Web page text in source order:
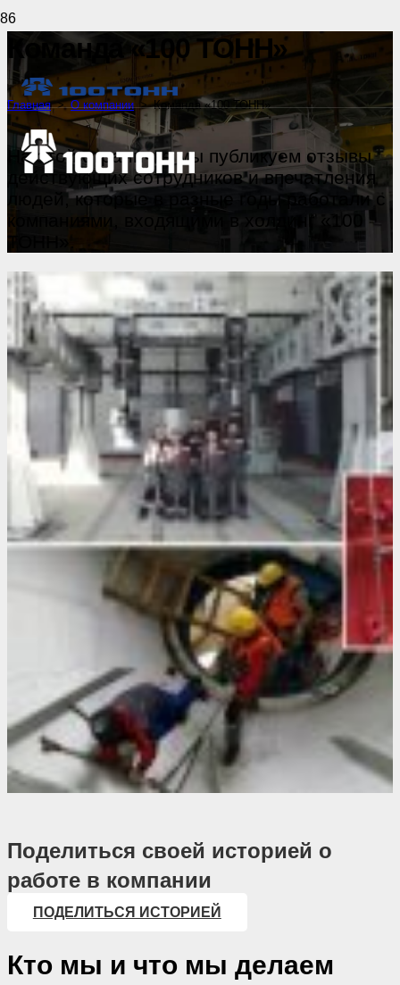
Команда «100 ТОНН»
Главная > О компании > Команда «100 ТОНН»
На этой страничке мы публикуем отзывы
действующих сотрудников и впечатления
людей, которые в разные годы работали с
компаниями, входящими в холдинг «100
ТОНН».
Поделиться своей историей о
работе в компании
ПОДЕЛИТЬСЯ ИСТОРИЕЙ
Кто мы и что мы делаем